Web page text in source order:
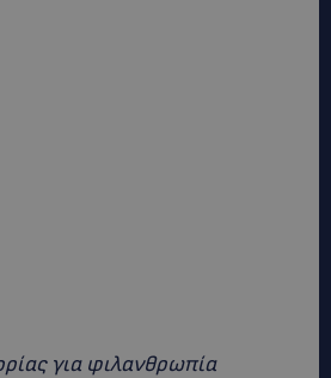
για φιλανθρωπία